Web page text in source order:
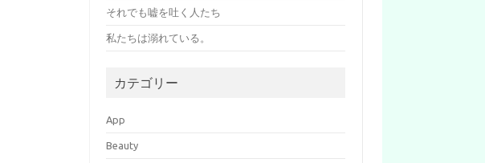
それでも嘘を吐く人たち
私たちは溺れている。
カテゴリー
App
Beauty